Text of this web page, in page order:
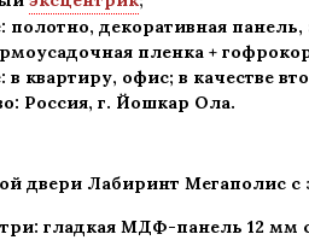
полотно, декоративная
пленка +
: в квартиру, офис; в качестве
Россия, г. Йошкар Ола.
двери Лабиринт Мегаполис с
гладкая МДФ-панель 12